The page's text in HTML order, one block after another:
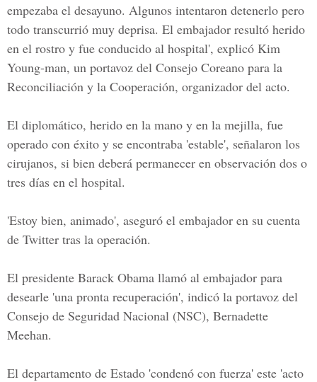
empezaba el desayuno. Algunos intentaron detenerlo pero
todo transcurrió muy deprisa. El embajador resultó herido
en el rostro y fue conducido al hospital', explicó Kim
Young-man, un portavoz del Consejo Coreano para la
Reconciliación y la Cooperación, organizador del acto.
El diplomático, herido en la mano y en la mejilla, fue
operado con éxito y se encontraba 'estable', señalaron los
cirujanos, si bien deberá permanecer en observación dos o
tres días en el hospital.
'Estoy bien, animado', aseguró el embajador en su cuenta
de Twitter tras la operación.
El presidente Barack Obama llamó al embajador para
desearle 'una pronta recuperación', indicó la portavoz del
Consejo de Seguridad Nacional (NSC), Bernadette
Meehan.
El departamento de Estado 'condenó con fuerza' este 'acto